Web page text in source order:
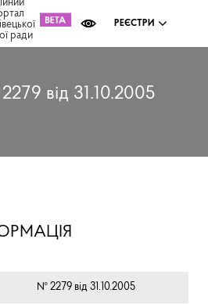
ради
РЕЄСТРИ
від 31.10.2005
№ 2279 від 31.10.2005